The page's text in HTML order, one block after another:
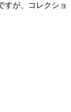
すが、コレクショ